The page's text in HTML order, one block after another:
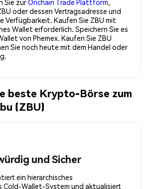
Sie zurOnchain Trade Plattform,
oder dessen Vertragsadresse und
Verfügbarkeit. Kaufen Sie ZBU mit
Wallet erforderlich. Speichern Sie es
von Phemex. Kaufen Sie ZBU
Sie noch heute mit dem Handel oder
beste Krypto-Börse zum
(ZBU)
und Sicher
ein hierarchisches
Cold-Wallet-System und aktualisiert